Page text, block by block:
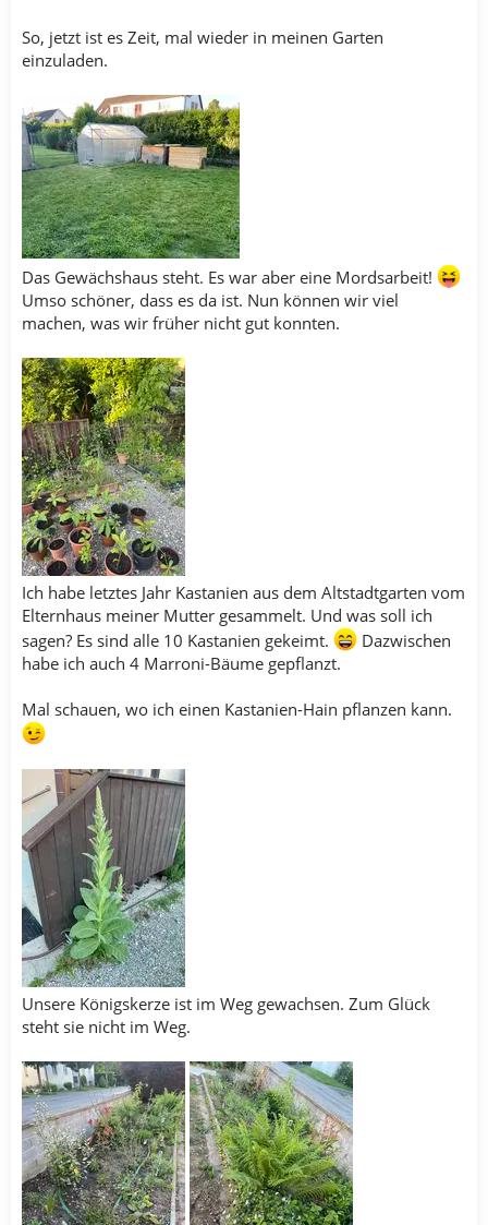
So, jetzt ist es Zeit, mal wieder in meinen Garten
einzuladen.
Das Gewächshaus steht. Es war aber eine Mordsarbeit!
Umso schöner, dass es da ist. Nun können wir viel
machen, was wir früher nicht gut konnten.
Ich habe letztes Jahr Kastanien aus dem Altstadtgarten vom
Elternhaus meiner Mutter gesammelt. Und was soll ich
sagen? Es sind alle 10 Kastanien gekeimt.
Dazwischen
habe ich auch 4 Marroni-Bäume gepflanzt.
Mal schauen, wo ich einen Kastanien-Hain pflanzen kann.
Unsere Königskerze ist im Weg gewachsen. Zum Glück
steht sie nicht im Weg.